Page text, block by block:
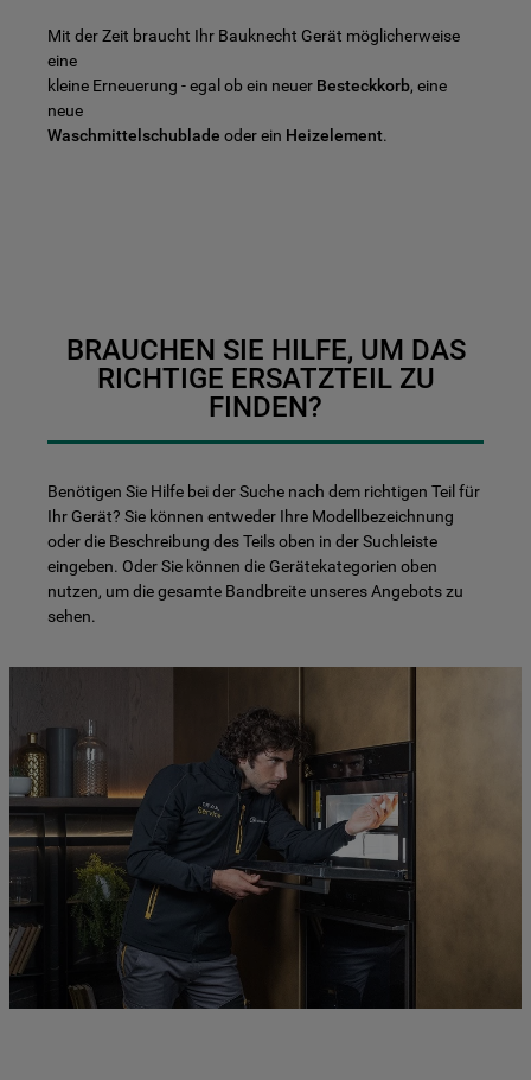
Mit der Zeit braucht Ihr Bauknecht Gerät möglicherweise
eine
kleine Erneuerung - egal ob ein neuer Besteckkorb, eine
neue
Waschmittelschublade oder ein Heizelement.
BRAUCHEN SIE HILFE, UM DAS
RICHTIGE ERSATZTEIL ZU
FINDEN?
Benötigen Sie Hilfe bei der Suche nach dem richtigen Teil für
Ihr Gerät? Sie können entweder Ihre Modellbezeichnung
oder die Beschreibung des Teils oben in der Suchleiste
eingeben. Oder Sie können die Gerätekategorien oben
nutzen, um die gesamte Bandbreite unseres Angebots zu
sehen.